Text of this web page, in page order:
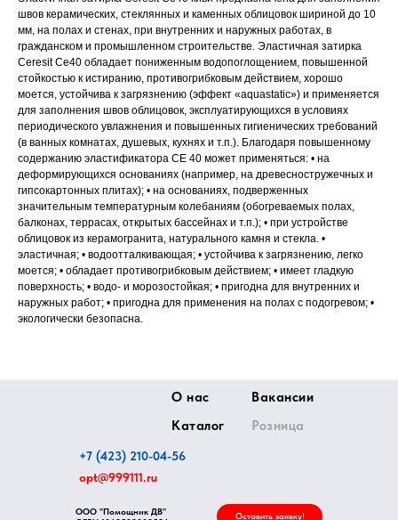
швов керамических, стеклянных и каменных облицовок шириной до 10
мм, на полах и стенах, при внутренних и наружных работах, в
гражданском и промышленном строительстве. Эластичная затирка
Ceresit Ce40 обладает пониженным водопоглощением, повышенной
стойкостью к истиранию, противогрибковым действием, хорошо
моется, устойчива к загрязнению (эффект «aquastatic») и применяется
для заполнения швов облицовок, эксплуатирующихся в условиях
периодического увлажнения и повышенных гигиенических требований
(в ванных комнатах, душевых, кухнях и т.п.). Благодаря повышенному
содержанию эластификатора CE 40 может применяться: • на
деформирующихся основаниях (например, на древесностружечных и
гипсокартонных плитах); • на основаниях, подверженных
значительным температурным колебаниям (обогреваемых полах,
балконах, террасах, открытых бассейнах и т.п.); • при устройстве
облицовок из керамогранита, натурального камня и стекла. •
эластичная; • водоотталкивающая; • устойчива к загрязнению, легко
моется; • обладает противогрибковым действием; • имеет гладкую
поверхность; • водо- и морозостойкая; • пригодна для внутренних и
наружных работ; • пригодна для применения на полах с подогревом; •
экологически безопасна.
ООО "Помощник ДВ"
О нас
Каталог
Оставить заявку!
Вакансии
Розница
+7 (423) 210-04-56
opt@999111.ru